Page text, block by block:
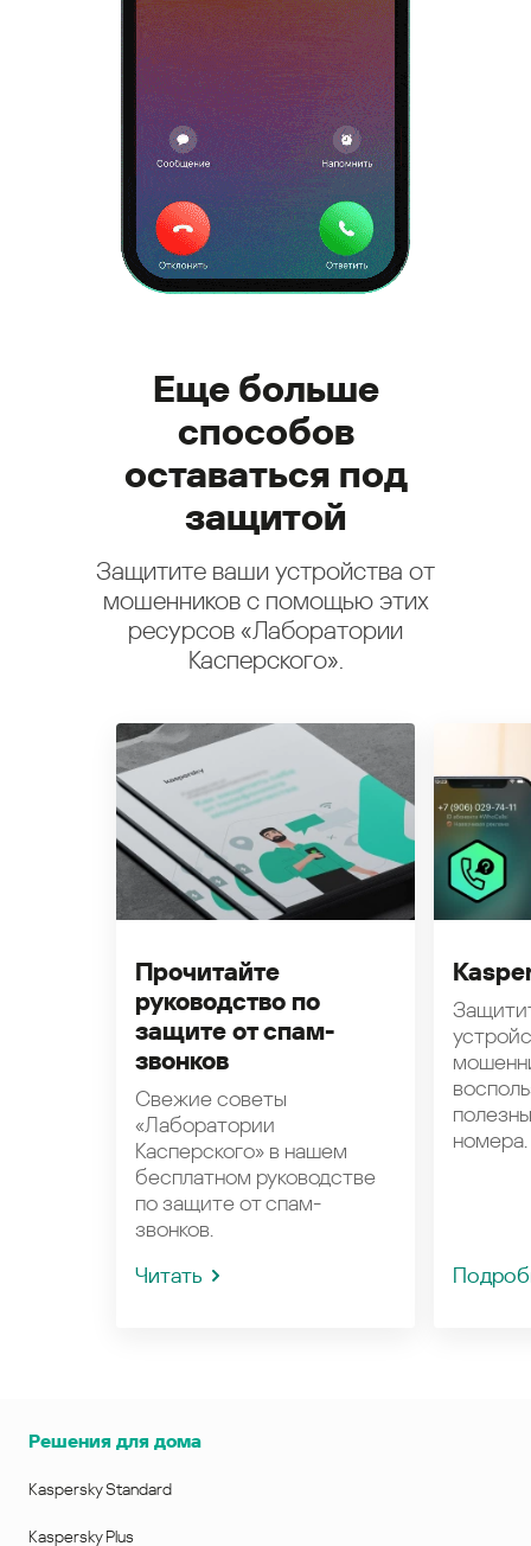
Еще больше
способов
оставаться под
защитой
Защитите ваши устройства от
мошенников с помощью этих
ресурсов «Лаборатории
Касперского».
Прочитайте
руководство по
защите от спам-
звонков
Свежие советы
«Лаборатории
Касперского» в нашем
бесплатном руководстве
по защите от спам-
звонков.
Читать
номера.
Решения для дома
Kaspersky Standard
Kaspersky Plus